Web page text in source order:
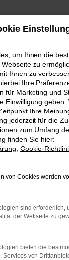
Renault
Renault
um Ihnen die
zu
Ihnen zu
Ihre
für Marketing und
Einwilligung geben.
Ihre
jederzeit für die
zum Umfang
finden Sie hier:
Cookie-
von Cookies werden
sind erforderlich,
der Webseite zu
bieten die
Services von